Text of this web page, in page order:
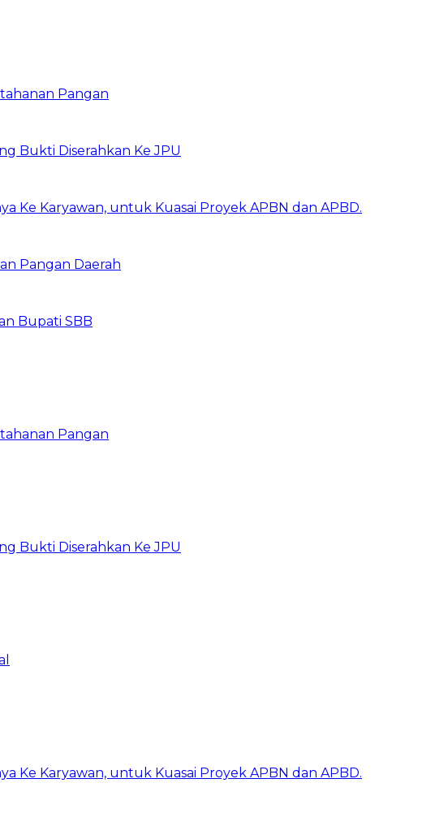
Pangan
Bukti Diserahkan Ke JPU
Ke Karyawan, untuk Kuasai Proyek APBN dan APBD.
Pangan Daerah
Bupati SBB
Pangan
Bukti Diserahkan Ke JPU
Ke Karyawan, untuk Kuasai Proyek APBN dan APBD.